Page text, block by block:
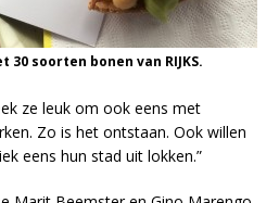
30 soorten bonen van RIJKS.
ze leuk om ook eens met
Zo is het ontstaan. Ook willen
eens hun stad uit lokken.”